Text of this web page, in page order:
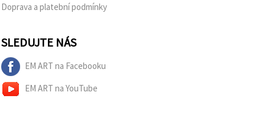
Doprava a platební podmínky
SLEDUJTE NÁS
EM ART na Facebooku
EM ART na YouTube